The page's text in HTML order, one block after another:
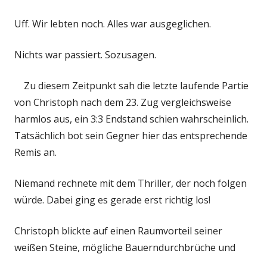
Uff. Wir lebten noch. Alles war ausgeglichen.
Nichts war passiert. Sozusagen.
Zu diesem Zeitpunkt sah die letzte laufende Partie
von Christoph nach dem 23. Zug vergleichsweise
harmlos aus, ein 3:3 Endstand schien wahrscheinlich.
Tatsächlich bot sein Gegner hier das entsprechende
Remis an.
Niemand rechnete mit dem Thriller, der noch folgen
würde. Dabei ging es gerade erst richtig los!
Christoph blickte auf einen Raumvorteil seiner
weißen Steine, mögliche Bauerndurchbrüche und